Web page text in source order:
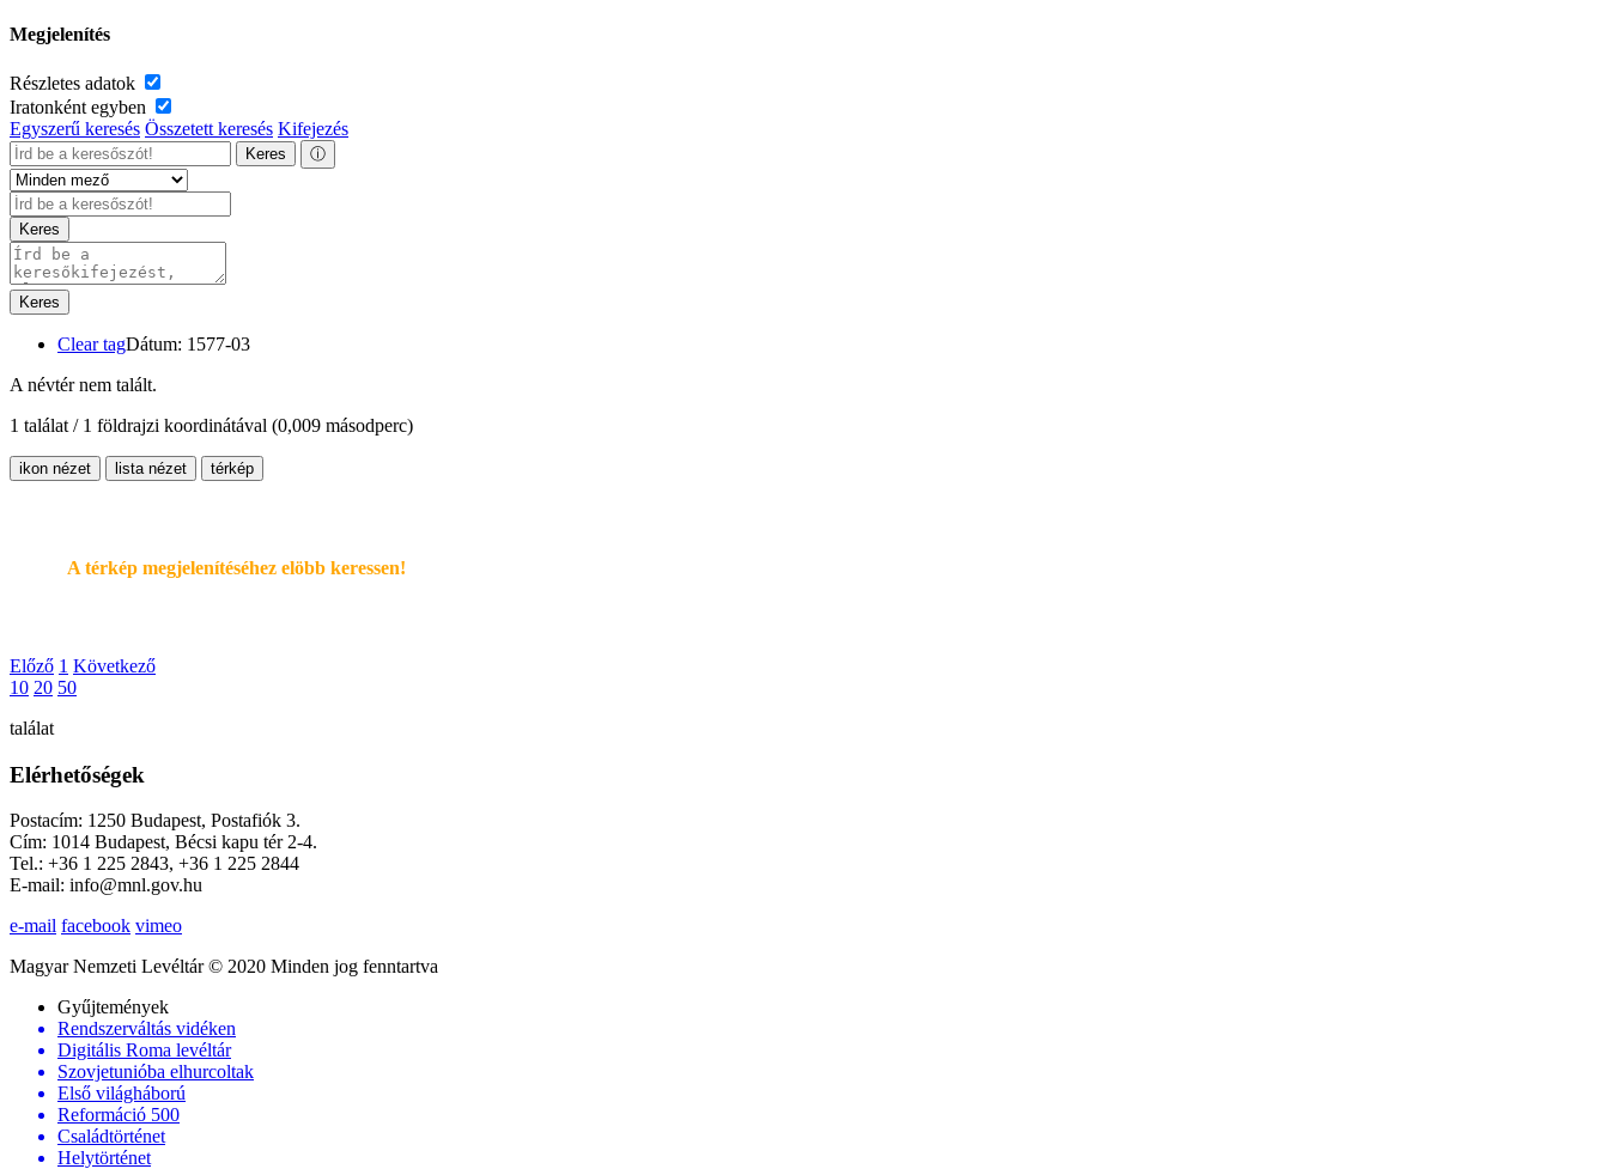
Megjelenítés
Részletes adatok
Iratonként egyben
Egyszerű keresés Összetett keresés Kifejezés
Keres ⓘ
Keres
Keres
Clear tagDátum: 1577-03
A névtér nem talált.
1 találat / 1 földrajzi koordinátával (0,009 másodperc)
ikon nézet lista nézet térkép
A térkép megjelenítéséhez elöbb keressen!
Előző 1 Következő
10 20 50
találat
Elérhetőségek
Postacím: 1250 Budapest, Postafiók 3.
Cím: 1014 Budapest, Bécsi kapu tér 2-4.
Tel.: +36 1 225 2843, +36 1 225 2844
E-mail: info@mnl.gov.hu
e-mail facebook vimeo
Magyar Nemzeti Levéltár © 2020 Minden jog fenntartva
Gyűjtemények
Rendszerváltás vidéken
Digitális Roma levéltár
Szovjetunióba elhurcoltak
Első világháború
Reformáció 500
Családtörténet
Helytörténet